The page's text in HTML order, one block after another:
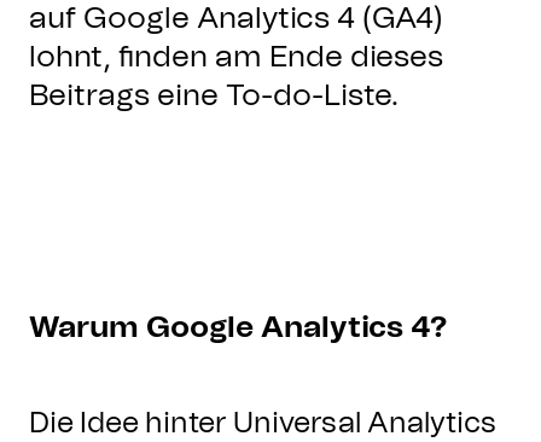
auf Google Analytics 4 (GA4)
lohnt, finden am Ende dieses
Beitrags eine To-do-Liste.
Warum Google Analytics 4?
Die Idee hinter Universal Analytics